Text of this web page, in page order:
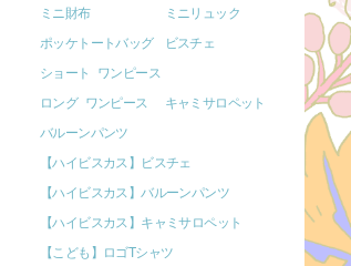
ミニ財布
ミニリュック
ポッケトートバッグ
ビスチェ
ショート ワンピース
ロング ワンピース
キャミサロペット
バルーンパンツ
【ハイビスカス】ビスチェ
【ハイビスカス】バルーンパンツ
【ハイビスカス】キャミサロペット
【こども】ロゴTシャツ